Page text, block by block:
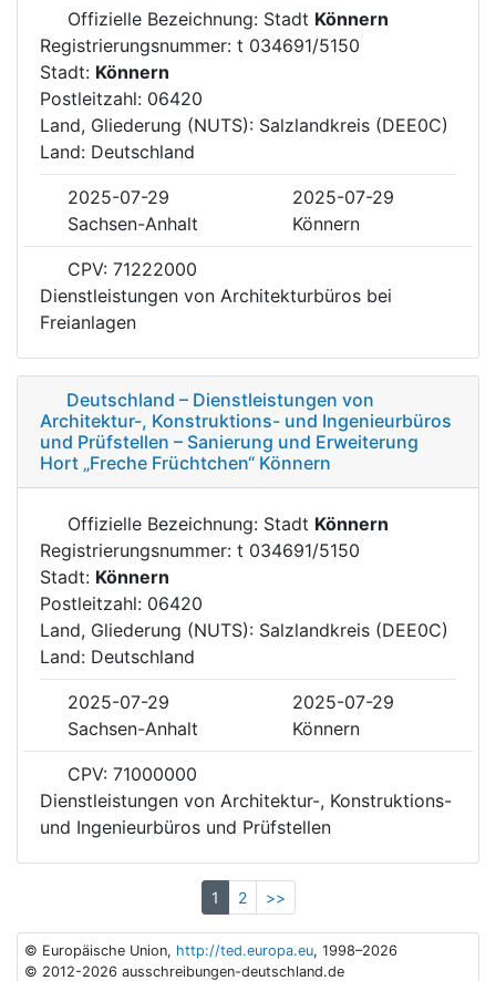
Offizielle Bezeichnung: Stadt Könnern
Registrierungsnummer: t 034691/5150
Stadt: Könnern
Postleitzahl: 06420
Land, Gliederung (NUTS): Salzlandkreis (DEE0C)
Land: Deutschland
2025-07-29
2025-07-29
Sachsen-Anhalt
Könnern
CPV: 71222000
Dienstleistungen von Architekturbüros bei
Freianlagen
Deutschland – Dienstleistungen von
Architektur-, Konstruktions- und Ingenieurbüros
und Prüfstellen – Sanierung und Erweiterung
Hort „Freche Früchtchen“ Könnern
Offizielle Bezeichnung: Stadt Könnern
Registrierungsnummer: t 034691/5150
Stadt: Könnern
Postleitzahl: 06420
Land, Gliederung (NUTS): Salzlandkreis (DEE0C)
Land: Deutschland
2025-07-29
2025-07-29
Sachsen-Anhalt
Könnern
CPV: 71000000
Dienstleistungen von Architektur-, Konstruktions-
und Ingenieurbüros und Prüfstellen
1 2 >>
© Europäische Union, http://ted.europa.eu, 1998–2026
© 2012-2026 ausschreibungen-deutschland.de